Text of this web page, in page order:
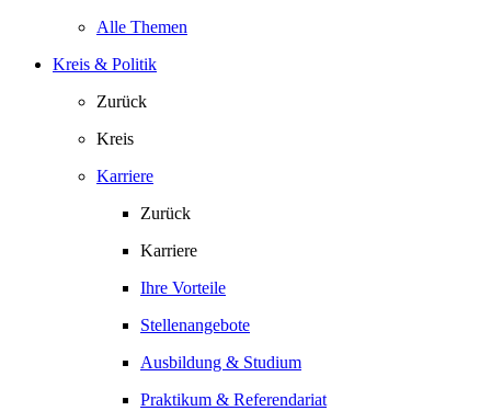
Alle Themen
Kreis & Politik
Zurück
Kreis
Karriere
Zurück
Karriere
Ihre Vorteile
Stellenangebote
Ausbildung & Studium
Praktikum & Referendariat